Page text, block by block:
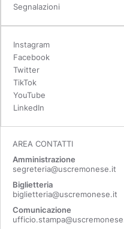
Segnalazioni
Instagram
Facebook
Twitter
TikTok
YouTube
LinkedIn
AREA CONTATTI
Amministrazione
segreteria@uscremonese.it
Biglietteria
biglietteria@uscremonese.it
Comunicazione